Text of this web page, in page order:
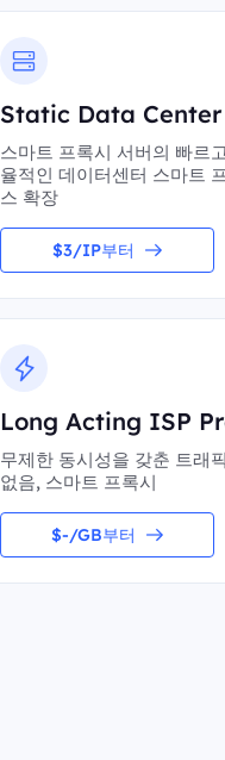
Static Data
스마트 프록시 서버의 빠르
율적인 데이터센터 스마트
스 확장
$3/IP부터
Long Acting ISP
무제한 동시성을 갖춘 트래
없음, 스마트 프록시
$-/GB부터